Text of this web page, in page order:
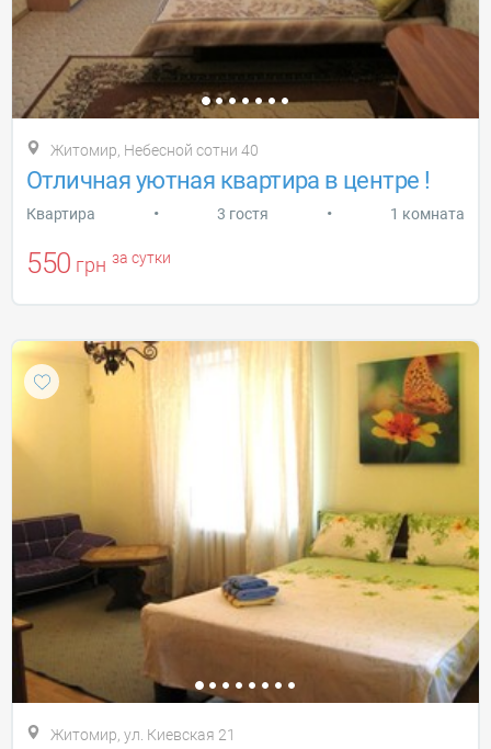
Житомир, Небесной сотни 40
Отличная уютная квартира в центре !
Квартира • 3 гостя • 1 комната
550 грн за сутки
Житомир, ул. Киевская 21